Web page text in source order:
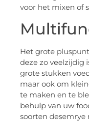
voor het mixen of
Het grote
deze zo veelzijdig
grote stukken
maar ook om
te maken en te
behulp van uw
soorten desemrye